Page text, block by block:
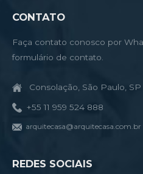
CONTATO
Faça contato conosco por
formulário de contato.
Consolação, São Paulo,
+55 11 959 524 888
arquitecasa@arquitecasa.com.br
REDES SOCIAIS